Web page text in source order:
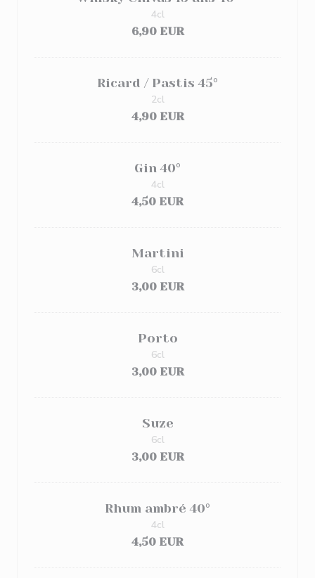
6,90 EUR
4cl
Ricard / Pastis 45°
4,90 EUR
2cl
Gin 40°
4,50 EUR
4cl
Martini
3,00 EUR
6cl
Porto
3,00 EUR
6cl
Suze
3,00 EUR
6cl
Rhum ambré 40°
4,50 EUR
4cl